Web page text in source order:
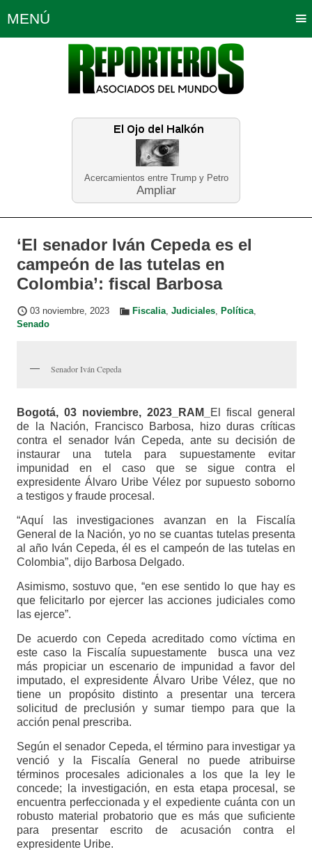
Acercamientos entre Trump y Petro
Ampliar
MENÚ
Política Opinión Bogotá
Planeta Tierra Deportes
Educación Neira
‘El senador Iván Cepeda es el
campeón de las tutelas en
Colombia’: fiscal Barbosa
03 noviembre, 2023 Fiscalia, Judiciales, Política,
Senado
Senador Iván Cepeda
Bogotá, 03 noviembre, 2023_RAM_
El fiscal general
de la Nación, Francisco Barbosa, hizo duras críticas
contra el senador Iván Cepeda, ante su decisión de
instaurar una tutela para supuestamente evitar
impunidad en el caso que se sigue contra el
expresidente Álvaro Uribe Vélez por supuesto soborno
a testigos y fraude procesal.
“Aquí las investigaciones avanzan en la Fiscalía
General de la Nación, yo no se cuantas tutelas presenta
al año Iván Cepeda, él es el campeón de las tutelas en
Colombia”, dijo Barbosa Delgado.
Asimismo, sostuvo que, “en ese sentido lo que hay es
que felicitarlo por ejercer las acciones judiciales como
las ejerce”.
De acuerdo con Cepeda acreditado como víctima en
este caso la Fiscalía supuestamente busca una vez
más propiciar un escenario de impunidad a favor del
imputado, el expresidente Álvaro Uribe Vélez, que no
tiene un propósito distinto a presentar una tercera
solicitud de preclusión y sumar tiempo para que la
acción penal prescriba.
Según el senador Cepeda, el término para investigar ya
venció y la Fiscalía General no puede atribuirse
términos procesales adicionales a los que la ley le
concede; la investigación, en esta etapa procesal, se
encuentra perfeccionada y el expediente cuánta con un
robusto material probatorio que es más que suficiente
para presentar escrito de acusación contra el
expresidente Uribe.